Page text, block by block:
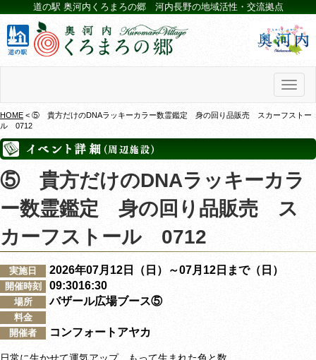
道の駅 奥河内くろまろの郷 河内長野の地域活性・交流拠点
HOME < ⑤ 貴方だけのDNAラッキーカラー数霊鑑定 身の回り品販売 スカーフストー
ル 0712
⑤ 貴方だけのDNAラッキーカラ
ー数霊鑑定 身の回り品販売 ス
カーフストール 0712
実施日 2026年07月12日（日）～07月12日まで（日）
開催時刻 09:3016:30
場所 バザール広場ブース⑤
料金
開催者
コンフォートアヤカ